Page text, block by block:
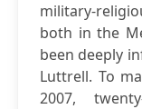
military-
both in the
been deeply
Luttrell. To
2007,